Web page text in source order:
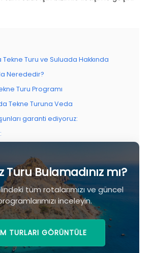
Turu ve Suluada Hakkında
Nerededir?
Turu Programı
Tekne Turuna Veda
garanti ediyoruz:
Bulamadınız mı?
Turu Bulamadınız mı?
tüm rotalarımızı ve güncel
inceleyin.
TURLARI GÖRÜNTÜLE